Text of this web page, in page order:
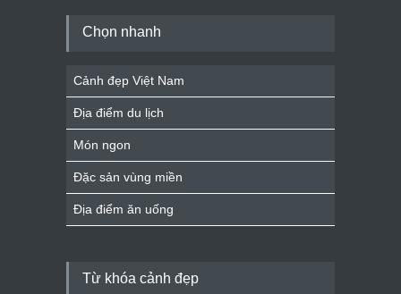
Chọn nhanh
Cảnh đẹp Việt Nam
Địa điểm du lịch
Món ngon
Đặc sản vùng miền
Địa điểm ăn uống
Từ khóa cảnh đẹp